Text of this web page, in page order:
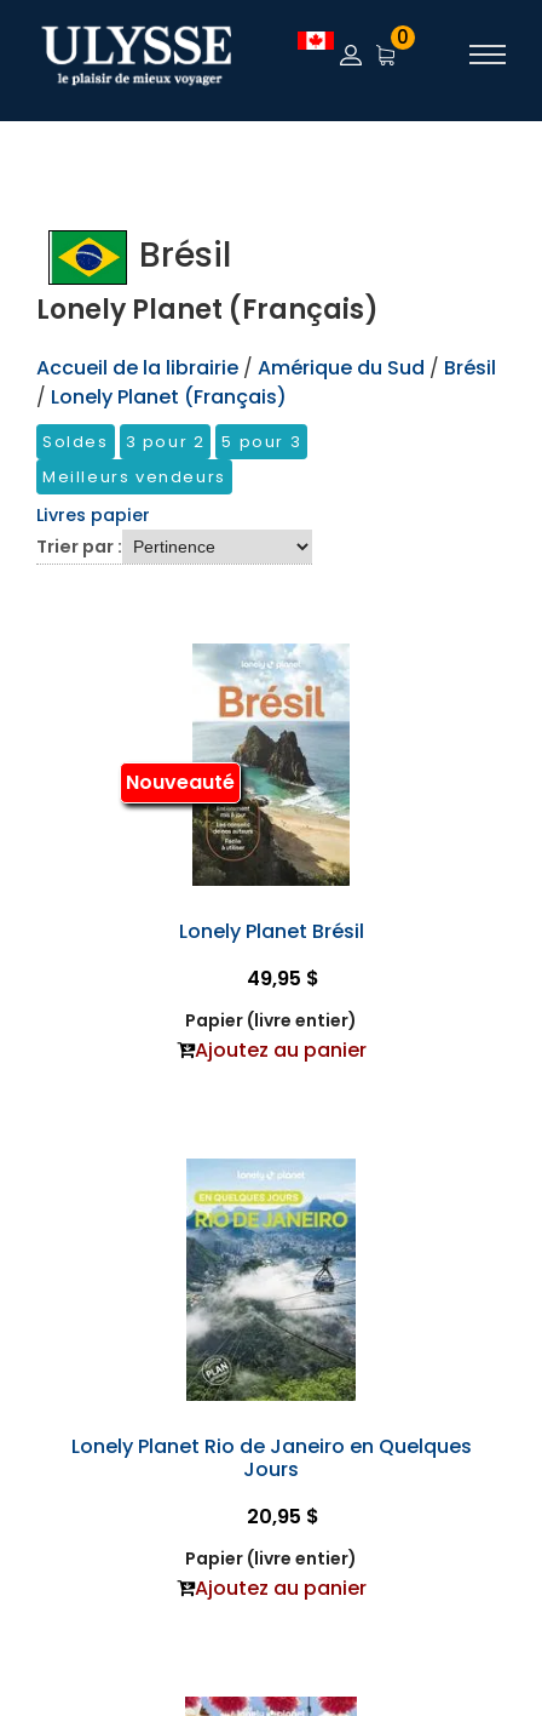
TEST 0
Brésil
Lonely Planet (Français)
Accueil de la librairie / Amérique du Sud / Brésil
/ Lonely Planet (Français)
Soldes 3 pour 2
5 pour 3
Meilleurs vendeurs
Livres papier
Trier par :
Nouveauté
Lonely Planet Brésil
49,95 $
Papier (livre entier)
Ajoutez au panier
Lonely Planet Rio de Janeiro en Quelques
Jours
20,95 $
Papier (livre entier)
Ajoutez au panier